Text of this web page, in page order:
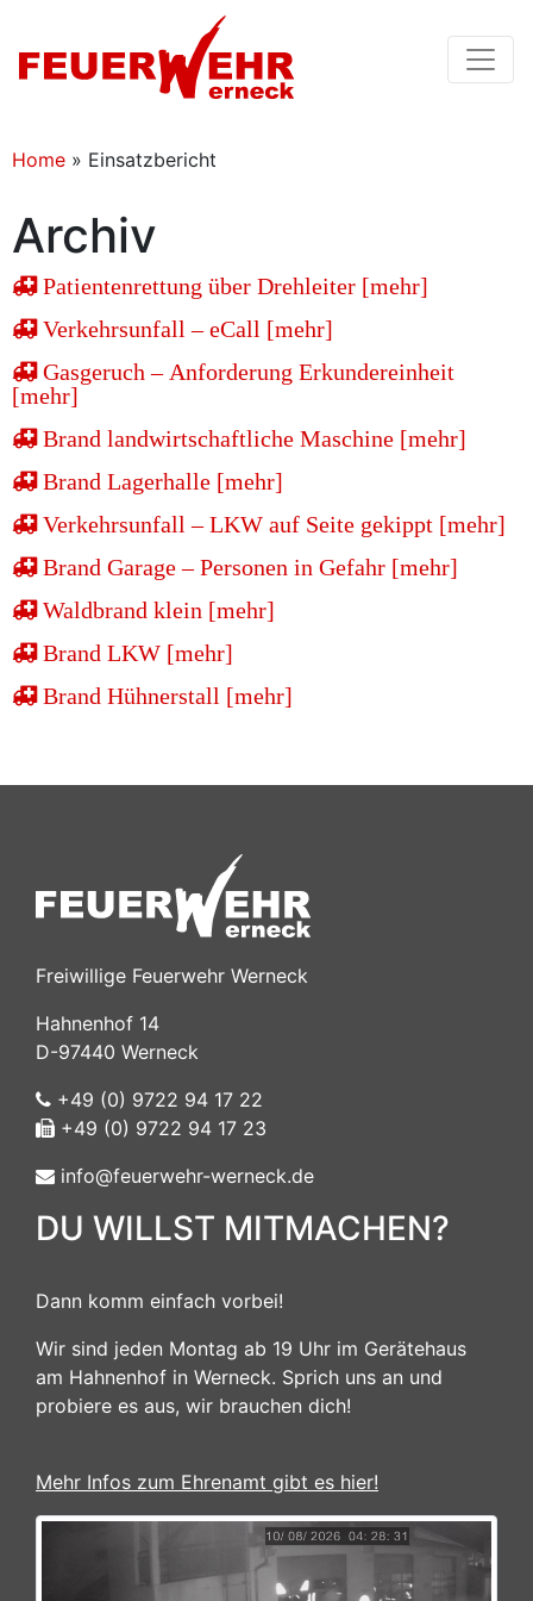
Home » Einsatzbericht
Archiv
Patientenrettung über Drehleiter [mehr]
Verkehrsunfall – eCall [mehr]
Gasgeruch – Anforderung Erkundereinheit
[mehr]
Brand landwirtschaftliche Maschine [mehr]
Brand Lagerhalle [mehr]
Verkehrsunfall – LKW auf Seite gekippt [mehr]
Brand Garage – Personen in Gefahr [mehr]
Waldbrand klein [mehr]
Brand LKW [mehr]
Brand Hühnerstall [mehr]
Freiwillige Feuerwehr Werneck
Hahnenhof 14
D-97440 Werneck
+49 (0) 9722 94 17 22
+49 (0) 9722 94 17 23
info@feuerwehr-werneck.de
DU WILLST MITMACHEN?
Dann komm einfach vorbei!
Wir sind jeden Montag ab 19 Uhr im Gerätehaus
am Hahnenhof in Werneck. Sprich uns an und
probiere es aus, wir brauchen dich!
Mehr Infos zum Ehrenamt gibt es hier!